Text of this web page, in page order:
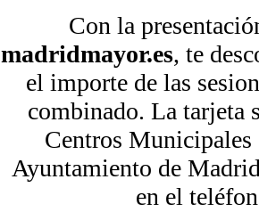
Con la
madridmayor.es, te
el importe de las
combinado. La tarjeta
Centros Municipales
Ayuntamiento de
en el